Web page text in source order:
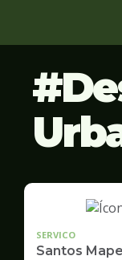
SERVICO
Santos